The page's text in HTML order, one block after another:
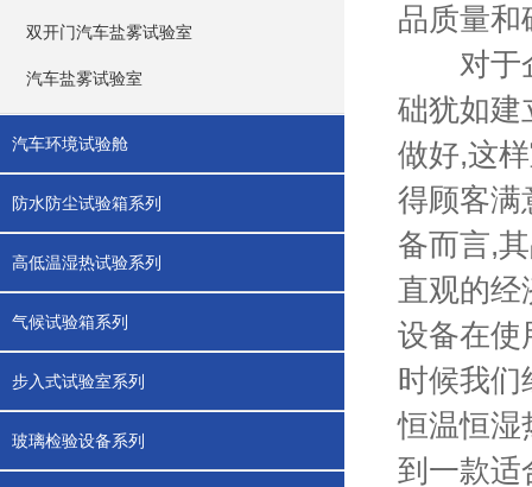
双开门汽车盐雾试验室
汽车盐雾试验室
汽车环境试验舱
防水防尘试验箱系列
高低温湿热试验系列
气候试验箱系列
步入式试验室系列
玻璃检验设备系列
品质量和
对于企
础犹如建
做好,这
得顾客满
备而言,
直观的经
设备在使
时候我们
恒温恒湿
到一款适